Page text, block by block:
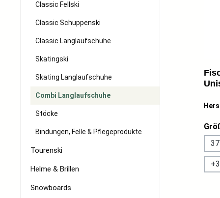
Classic Fellski
Classic Schuppenski
Classic Langlaufschuhe
Skatingski
Skating Langlaufschuhe
Combi Langlaufschuhe
Stöcke
Bindungen, Felle & Pflegeprodukte
Tourenski
Helme & Brillen
Snowboards
37
+3